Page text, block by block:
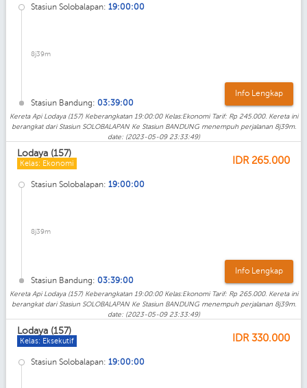
Stasiun Solobalapan: 19:00:00
8j39m
Stasiun Bandung: 03:39:00
Info Lengkap
Kereta Api Lodaya (157) Keberangkatan 19:00:00 Kelas:Ekonomi Tarif: Rp 245.000. Kereta ini
berangkat dari Stasiun SOLOBALAPAN Ke Stasiun BANDUNG menempuh perjalanan 8j39m.
date: (2023-05-09 23:33:49)
Lodaya (157)
Kelas: Ekonomi IDR 265.000
Stasiun Solobalapan: 19:00:00
8j39m
Stasiun Bandung: 03:39:00
Info Lengkap
Kereta Api Lodaya (157) Keberangkatan 19:00:00 Kelas:Ekonomi Tarif: Rp 265.000. Kereta ini
berangkat dari Stasiun SOLOBALAPAN Ke Stasiun BANDUNG menempuh perjalanan 8j39m.
date: (2023-05-09 23:33:49)
Lodaya (157)
Kelas: Eksekutif IDR330.000
Stasiun Solobalapan: 19:00:00